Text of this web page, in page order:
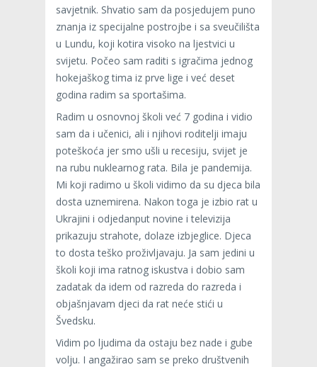
savjetnik. Shvatio sam da posjedujem puno
znanja iz specijalne postrojbe i sa sveučilišta
u Lundu, koji kotira visoko na ljestvici u
svijetu. Počeo sam raditi s igračima jednog
hokejaškog tima iz prve lige i već deset
godina radim sa sportašima.
Radim u osnovnoj školi već 7 godina i vidio
sam da i učenici, ali i njihovi roditelji imaju
poteškoća jer smo ušli u recesiju, svijet je
na rubu nuklearnog rata. Bila je pandemija.
Mi koji radimo u školi vidimo da su djeca bila
dosta uznemirena. Nakon toga je izbio rat u
Ukrajini i odjedanput novine i televizija
prikazuju strahote, dolaze izbjeglice. Djeca
to dosta teško proživljavaju. Ja sam jedini u
školi koji ima ratnog iskustva i dobio sam
zadatak da idem od razreda do razreda i
objašnjavam djeci da rat neće stići u
Švedsku.
Vidim po ljudima da ostaju bez nade i gube
volju. I angažirao sam se preko društvenih